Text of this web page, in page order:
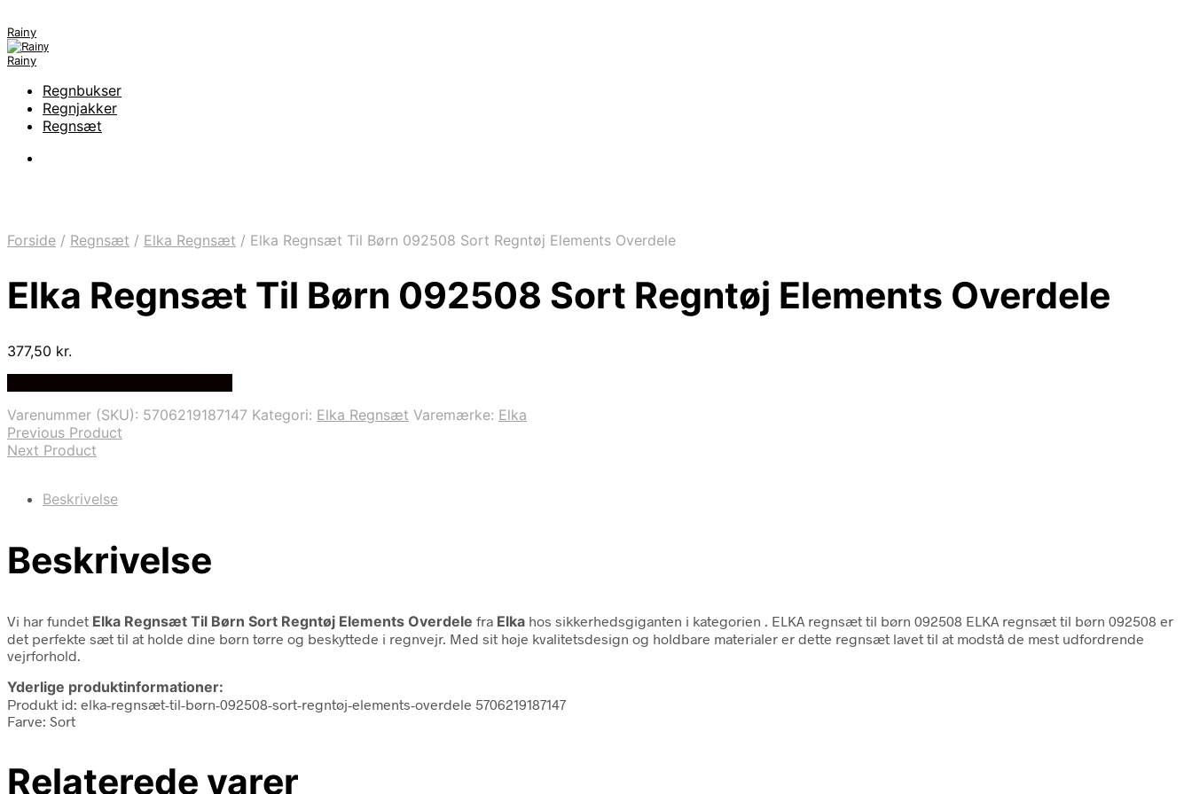
Rainy
Rainy
Regnbukser
Regnjakker
Regnsæt
Forside / Regnsæt / Elka Regnsæt / Elka Regnsæt Til Børn 092508 Sort Regntøj Elements Overdele
Elka Regnsæt Til Børn 092508 Sort Regntøj Elements Overdele
377,50 kr.
Varenummer (SKU): 5706219187147 Kategori: Elka Regnsæt Varemærke: Elka
Previous Product
Next Product
Beskrivelse
Beskrivelse
Vi har fundet Elka Regnsæt Til Børn Sort Regntøj Elements Overdele fra Elka hos sikkerhedsgiganten i kategorien
. ELKA regnsæt til børn 092508 ELKA regnsæt til børn 092508 er
det perfekte sæt til at holde dine børn tørre og beskyttede i regnvejr. Med sit høje kvalitetsdesign og holdbare materialer er dette regnsæt lavet til at modstå de mest udfordrende
vejrforhold.
Yderlige produktinformationer:
Produkt id: elka-regnsæt-til-børn-092508-sort-regntøj-elements-overdele 5706219187147
Farve: Sort
Relaterede varer